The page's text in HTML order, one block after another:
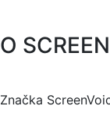
O
Značka